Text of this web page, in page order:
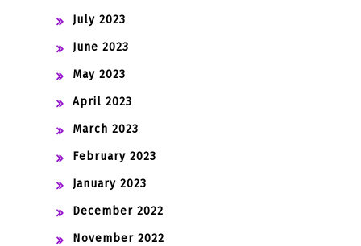
July 2023
June 2023
May 2023
April 2023
March 2023
February 2023
January 2023
December 2022
November 2022